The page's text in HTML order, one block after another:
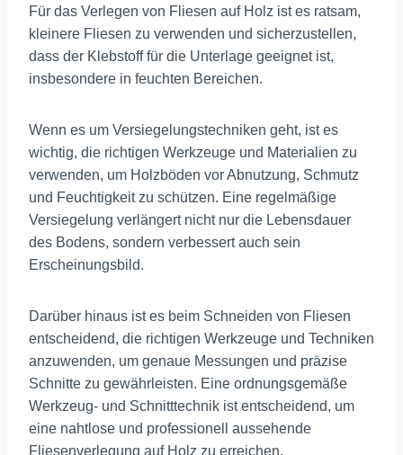
Für das Verlegen von Fliesen auf Holz ist es ratsam,
kleinere Fliesen zu verwenden und sicherzustellen,
dass der Klebstoff für die Unterlage geeignet ist,
insbesondere in feuchten Bereichen.
Wenn es um Versiegelungstechniken geht, ist es
wichtig, die richtigen Werkzeuge und Materialien zu
verwenden, um Holzböden vor Abnutzung, Schmutz
und Feuchtigkeit zu schützen. Eine regelmäßige
Versiegelung verlängert nicht nur die Lebensdauer
des Bodens, sondern verbessert auch sein
Erscheinungsbild.
Darüber hinaus ist es beim Schneiden von Fliesen
entscheidend, die richtigen Werkzeuge und Techniken
anzuwenden, um genaue Messungen und präzise
Schnitte zu gewährleisten. Eine ordnungsgemäße
Werkzeug- und Schnitttechnik ist entscheidend, um
eine nahtlose und professionell aussehende
Fliesenverlegung auf Holz zu erreichen.